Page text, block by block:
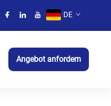
DE
Angebot anfordern